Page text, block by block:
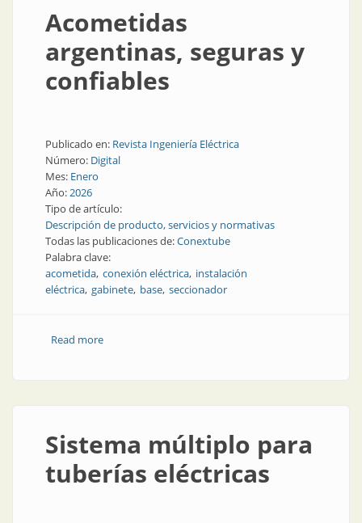
Acometidas
argentinas, seguras y
confiables
Publicado en: Revista Ingeniería Eléctrica
Número: Digital
Mes: Enero
Año:2026
Tipo de artículo:
Descripción de producto, servicios y normativas
Todas las publicaciones de:Conextube
Palabra clave:
acometida conexión eléctrica instalación
eléctrica gabinete base seccionador
Read moreabout Acometidas argentinas, seguras y confiables
Sistema múltiplo para
tuberías eléctricas